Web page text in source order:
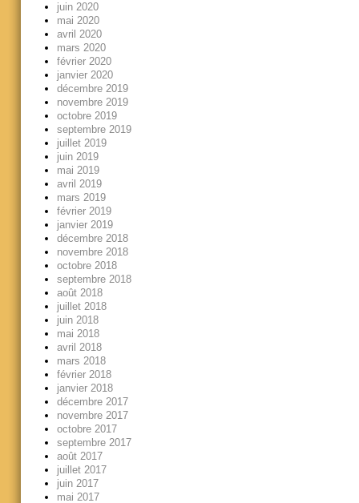
juin 2020
mai 2020
avril 2020
mars 2020
février 2020
janvier 2020
décembre 2019
novembre 2019
octobre 2019
septembre 2019
juillet 2019
juin 2019
mai 2019
avril 2019
mars 2019
février 2019
janvier 2019
décembre 2018
novembre 2018
octobre 2018
septembre 2018
août 2018
juillet 2018
juin 2018
mai 2018
avril 2018
mars 2018
février 2018
janvier 2018
décembre 2017
novembre 2017
octobre 2017
septembre 2017
août 2017
juillet 2017
juin 2017
mai 2017